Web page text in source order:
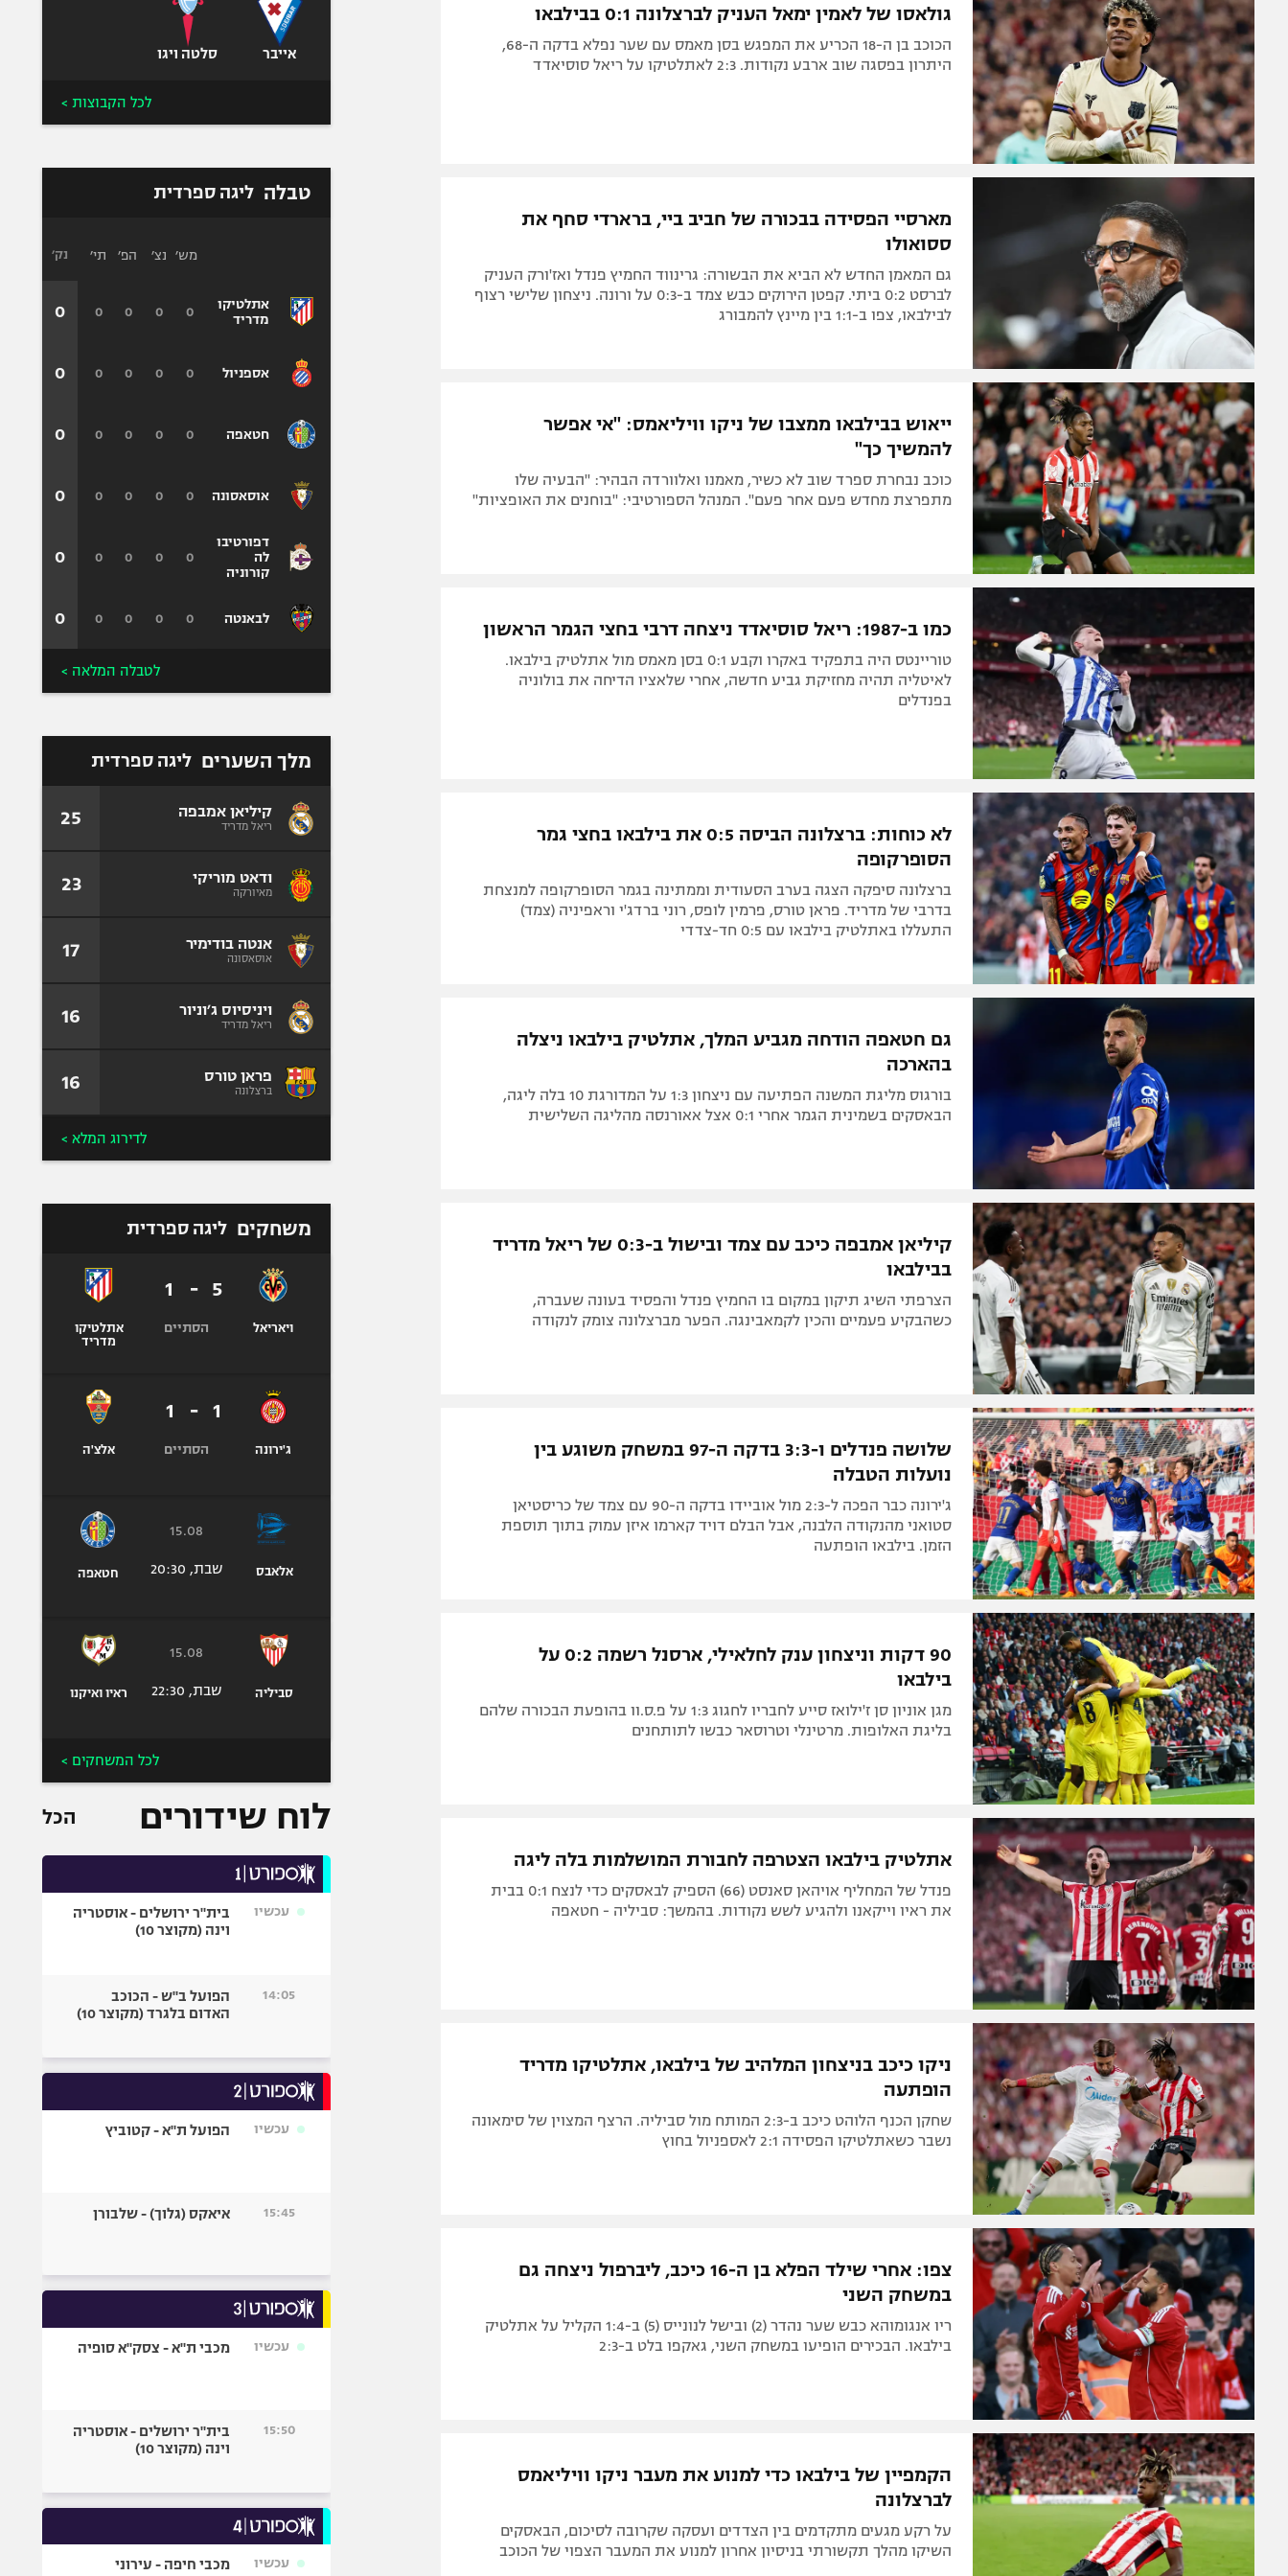
גולאסו של לאמין ימאל העניק לברצלונה 0:1 בבילבאו
הכוכב בן ה-18 הכריע את המפגש בסן מאמס עם שער נפלא בדקה ה-68,
היתרון בפסגה שוב ארבע נקודות. 2:3 לאתלטיקו על ריאל סוסיאדד
מארסיי הפסידה בבכורה של חביב ביי, ברארדי סחף את
ססואולו
גם המאמן החדש לא הביא את הבשורה: גרינווד החמיץ פנדל ואז'ורק העניק
לברסט 0:2 ביתי. קפטן הירוקים כבש צמד ב-0:3 על ורונה. ניצחון שלישי רצוף
לבילבאו, צפו ב-1:1 בין מיינץ להמבורג
ייאוש בבילבאו ממצבו של ניקו וויליאמס: "אי אפשר
להמשיך כך"
כוכב נבחרת ספרד שוב לא כשיר, מאמנו ואלוורדה הבהיר: "הבעיה שלו
מתפרצת מחדש פעם אחר פעם". המנהל הספורטיבי: "בוחנים את האופציות"
כמו ב-1987: ריאל סוסיאדד ניצחה דרבי בחצי הגמר הראשון
טוריינטס היה בתפקיד באקרו וקבע 0:1 בסן מאמס מול אתלטיק בילבאו.
לאיטליה תהיה מחזיקת גביע חדשה, אחרי שלאציו הדיחה את בולוניה
בפנדלים
לא כוחות: ברצלונה הביסה 0:5 את בילבאו בחצי גמר
הסופרקופה
ברצלונה סיפקה הצגה בערב הסעודית וממתינה בגמר הסופרקופה למנצחת
בדרבי של מדריד. פראן טורס, פרמין לופס, רוני ברדג'י וראפיניה (צמד)
התעללו באתלטיק בילבאו עם 0:5 חד-צדדי
גם חטאפה הודחה מגביע המלך, אתלטיק בילבאו ניצלה
בהארכה
בורגוס מליגת המשנה הפתיעה עם ניצחון 1:3 על המדורגת 10 בלה ליגה,
הבאסקים בשמינית הגמר אחרי 0:1 אצל אאורנסה מהליגה השלישית
קיליאן אמבפה כיכב עם צמד ובישול ב-0:3 של ריאל מדריד
בבילבאו
הצרפתי השיג תיקון במקום בו החמיץ פנדל והפסיד בעונה שעברה,
כשהבקיע פעמיים והכין לקמאבינגה. הפער מברצלונה צומק לנקודה
שלושה פנדלים ו-3:3 בדקה ה-97 במשחק משוגע בין
נועלות הטבלה
ג'ירונה כבר הפכה ל-2:3 מול אוביידו בדקה ה-90 עם צמד של כריסטיאן
סטואני מהנקודה הלבנה, אבל הבלם דויד קארמו איזן עמוק בתוך תוספת
הזמן. בילבאו הופתעה
90 דקות וניצחון ענק לחלאילי, ארסנל רשמה 0:2 על
בילבאו
מגן אוניון סן ז'ילואז סייע לחבריו לחגוג 1:3 על פ.ס.וו בהופעת הבכורה שלהם
בליגת האלופות. מרטינלי וטרוסאר כבשו לתותחנים
אתלטיק בילבאו הצטרפה לחבורת המושלמות בלה ליגה
פנדל של המחליף אויהאן סאנסט (66) הספיק לבאסקים כדי לנצח 0:1 בבית
את ראיו וייקאנו ולהגיע לשש נקודות. בהמשך: סביליה - חטאפה
ניקו כיכב בניצחון המלהיב של בילבאו, אתלטיקו מדריד
הופתעה
שחקן הכנף הלוהט כיכב ב-2:3 המותח מול סביליה. הרצף המצוין של סימאונה
נשבר כשאתלטיקו הפסידה 2:1 לאספניול בחוץ
צפו: אחרי שילד הפלא בן ה-16 כיכב, ליברפול ניצחה גם
במשחק השני
ריו אנגומוהא כבש שער נהדר (2) ובישל לנונייס (5) ב-1:4 הקליל על אתלטיק
בילבאו. הבכירים הופיעו במשחק השני, גאקפו בלט ב-2:3
הקמפיין של בילבאו כדי למנוע את מעבר ניקו וויליאמס
לברצלונה
על רקע מגעים מתקדמים בין הצדדים ועסקה שקרובה לסיכום, הבאסקים
השיקו מהלך תקשורתי בניסיון אחרון למנוע את המעבר הצפוי של הכוכב
אייבר סלטה ויגו
לכל הקבוצות >
טבלה ליגה ספרדית
אתלטיקו
מדריד
אספניול
חטאפה
אוסאסונה
דפורטיבו
לה
קורוניה
לבאנטה
מש׳ נצ׳ הפ׳ תי׳
0
0
0
0
0
0
0
0
0
0
0
0
0
0
0
0
0
0
0
0
0
0
0
0
נק׳
0
0
0
0
0
0
לטבלה המלאה >
מלך השערים ליגה ספרדית
קיליאן אמבפה
ריאל מדריד 25
ודאט מוריקי
מאיורקה 23
אנטה בודימיר
אוסאסונה 17
ויניסיוס ג׳וניור
ריאל מדריד 16
פראן טורס
ברצלונה 16
לדירוג המלא >
משחקים ליגה ספרדית
ויאריאל
5
-
1
הסתיים
אתלטיקו
מדריד
ג'ירונה
1
-
1
הסתיים אלצ'ה
אלאבס
15.08
שבת, 20:30 חטאפה
סביליה
15.08
שבת, 22:30 ראיו ואיקנו
לכל המשחקים >
לוח שידורים הכל
עכשיו
בית"ר ירושלים - אוסטריה
וינה (מקוצר 10)
14:05
הפועל ב"ש - הכוכב
האדום בלגרד (מקוצר 10)
עכשיו הפועל ת"א - קטוביץ
15:45 איאקס (גלוך) - שלבורן
עכשיו מכבי ת"א - צסק"א סופיה
15:50
בית"ר ירושלים - אוסטריה
וינה (מקוצר 10)
עכשיו
מכבי חיפה - עירוני